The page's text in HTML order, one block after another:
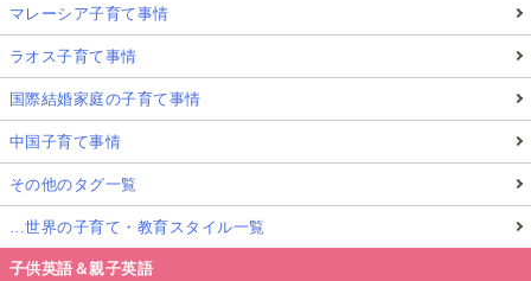
マレーシア子育て事情
ラオス子育て事情
国際結婚家庭の子育て事情
中国子育て事情
その他のタグ一覧
…世界の子育て・教育スタイル一覧
子供英語＆親子英語